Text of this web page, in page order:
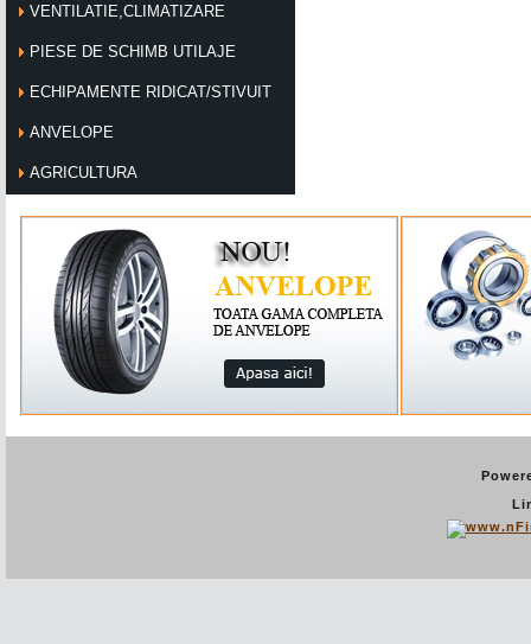
VENTILATIE,CLIMATIZARE
PIESE DE SCHIMB UTILAJE
ECHIPAMENTE RIDICAT/STIVUIT
ANVELOPE
AGRICULTURA